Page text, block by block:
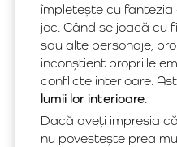
împletește cu fantezia
joc. Când se joacă cu
sau alte personaje,
inconștient propriile
conflicte interioare.
lumii lor interioare.
Dacă aveți impresia
nu povestește prea